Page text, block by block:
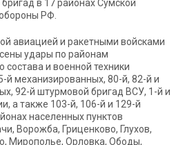
в 17 районах Сумской
РФ.
авиацией и ракетными войсками
удары по районам
состава и военной техники
й механизированных, 80-й, 82-й и
92-й штурмовой бригад ВСУ, 1-й и
а также 103-й, 106-й и 129-й
населенных пунктов
Ворожба, Гриценково, Глухов,
Мирополье, Орловка, Ободы,